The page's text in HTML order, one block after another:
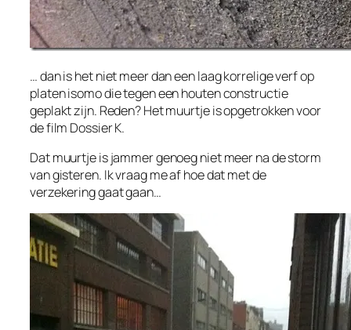
… dan is het niet meer dan een laag korrelige verf op
platen isomo die tegen een houten constructie
geplakt zijn. Reden? Het muurtje is opgetrokken voor
de film Dossier K.
Dat muurtje is jammer genoeg niet meer na de storm
van gisteren. Ik vraag me af hoe dat met de
verzekering gaat gaan…